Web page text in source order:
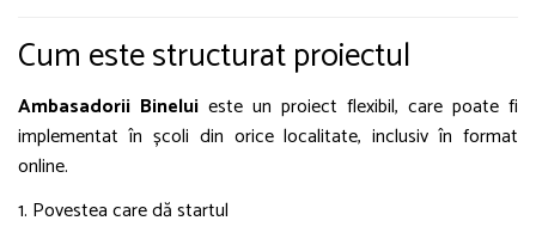
Cum este structurat proiectul
Ambasadorii Binelui este un proiect flexibil, care poate fi
implementat în școli din orice localitate, inclusiv în format
online.
1. Povestea care dă startul